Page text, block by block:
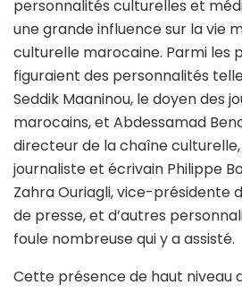
personnalités culturelles et
une grande influence sur la vie
culturelle marocaine. Parmi les
figuraient des personnalités
Seddik Maaninou, le doyen des
marocains, et Abdessamad
directeur de la chaîne
journaliste et écrivain Philippe
Zahra Ouriagli, vice-présidente
de presse, et d’autres
foule nombreuse qui y a assisté.
Cette présence de haut niveau